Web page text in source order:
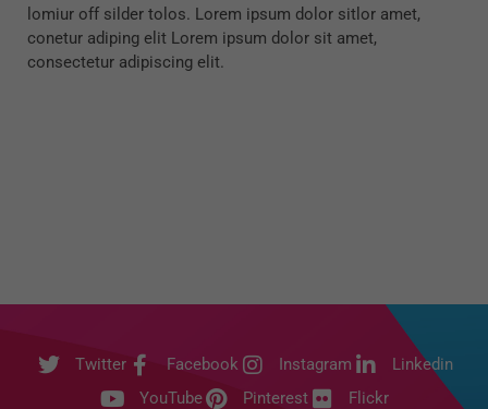
lomiur off silder tolos. Lorem ipsum dolor sitlor amet,
conetur adiping elit Lorem ipsum dolor sit amet,
consectetur adipiscing elit.
Twitter Facebook Instagram
Linkedin
YouTube
Pinterest Flickr